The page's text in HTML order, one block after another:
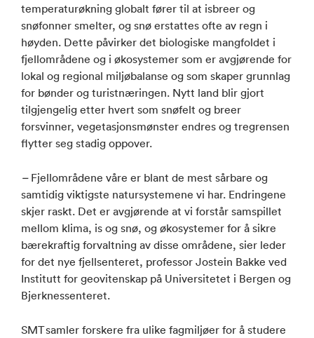
temperaturøkning globalt fører til at isbreer og
snøfonner smelter, og snø erstattes ofte av regn i
høyden. Dette påvirker det biologiske mangfoldet i
fjellområdene og i økosystemer som er avgjørende for
lokal og regional miljøbalanse og som skaper grunnlag
for bønder og turistnæringen. Nytt land blir gjort
tilgjengelig etter hvert som snøfelt og breer
forsvinner, vegetasjonsmønster endres og tregrensen
flytter seg stadig oppover.
–Fjellområdene våre er blant de mest sårbare og
samtidig viktigste natursystemene vi har. Endringene
skjer raskt. Det er avgjørende at vi forstår samspillet
mellom klima, is og snø, og økosystemer for å sikre
bærekraftig forvaltning av disse områdene, sier leder
for det nye fjellsenteret, professor Jostein Bakke ved
Institutt for geovitenskap på Universitetet i Bergen og
Bjerknessenteret.
SMT samler forskere fra ulike fagmiljøer for å studere